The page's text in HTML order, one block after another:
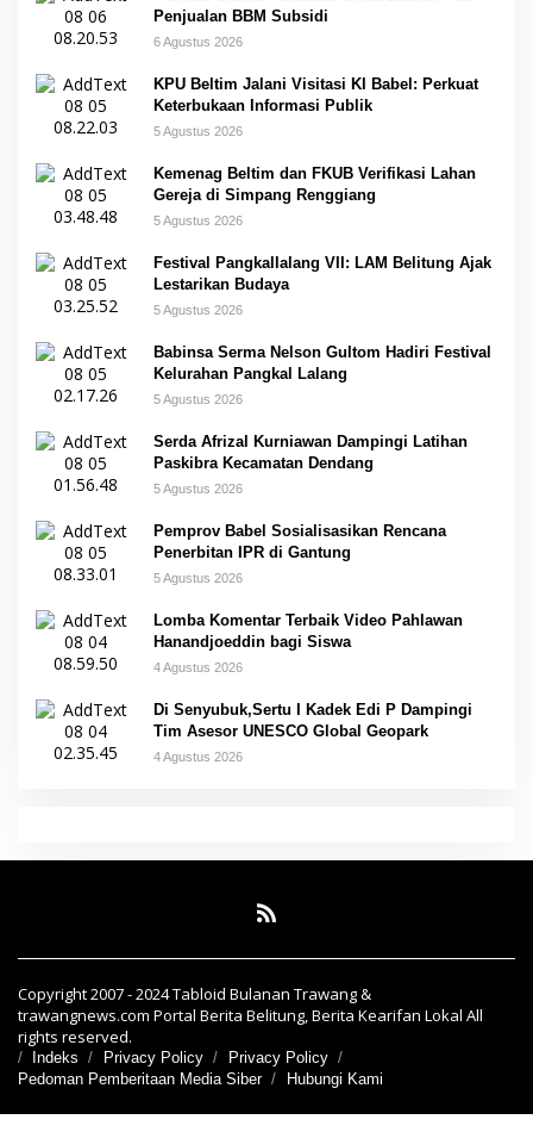
Penjualan BBM Subsidi
6 Agustus 2026
KPU Beltim Jalani Visitasi KI Babel: Perkuat
Keterbukaan Informasi Publik
5 Agustus 2026
Kemenag Beltim dan FKUB Verifikasi Lahan
Gereja di Simpang Renggiang
5 Agustus 2026
Festival Pangkallalang VII: LAM Belitung Ajak
Lestarikan Budaya
5 Agustus 2026
Babinsa Serma Nelson Gultom Hadiri Festival
Kelurahan Pangkal Lalang
5 Agustus 2026
Serda Afrizal Kurniawan Dampingi Latihan
Paskibra Kecamatan Dendang
5 Agustus 2026
Pemprov Babel Sosialisasikan Rencana
Penerbitan IPR di Gantung
5 Agustus 2026
Lomba Komentar Terbaik Video Pahlawan
Hanandjoeddin bagi Siswa
4 Agustus 2026
Di Senyubuk,Sertu I Kadek Edi P Dampingi
Tim Asesor UNESCO Global Geopark
4 Agustus 2026
Copyright 2007 - 2024 Tabloid Bulanan Trawang &
trawangnews.com Portal Berita Belitung, Berita Kearifan Lokal All
rights reserved.
Indeks Privacy Policy
Privacy Policy
Pedoman Pemberitaan Media Siber
Hubungi Kami